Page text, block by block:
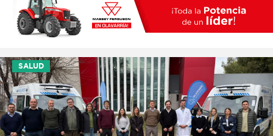
SALUD